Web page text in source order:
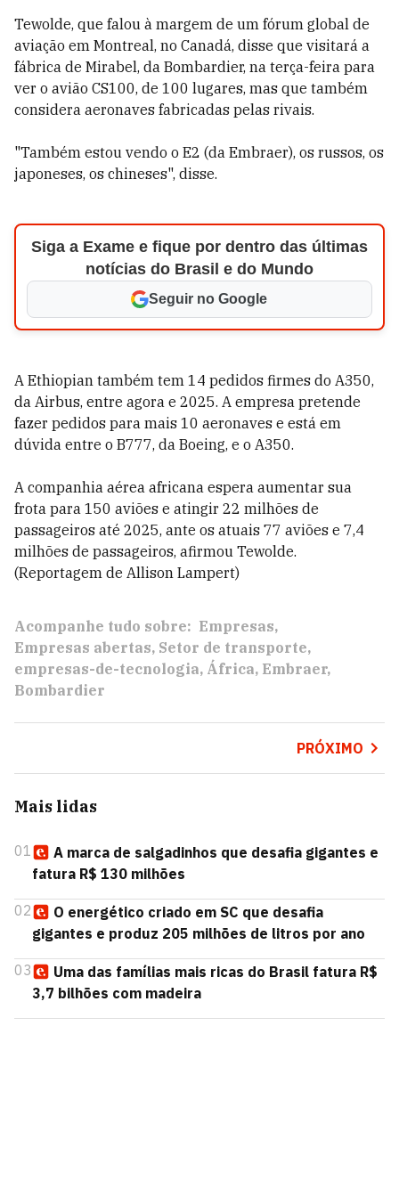
Tewolde, que falou à margem de um fórum global de
aviação em Montreal, no Canadá, disse que visitará a
fábrica de Mirabel, da Bombardier, na terça-feira para
ver o avião CS100, de 100 lugares, mas que também
considera aeronaves fabricadas pelas rivais.
"Também estou vendo o E2 (da Embraer), os russos, os
japoneses, os chineses", disse.
Siga a Exame e fique por dentro das últimas
notícias do Brasil e do Mundo
Seguir no Google
A Ethiopian também tem 14 pedidos firmes do A350,
da Airbus, entre agora e 2025. A empresa pretende
fazer pedidos para mais 10 aeronaves e está em
dúvida entre o B777, da Boeing, e o A350.
A companhia aérea africana espera aumentar sua
frota para 150 aviões e atingir 22 milhões de
passageiros até 2025, ante os atuais 77 aviões e 7,4
milhões de passageiros, afirmou Tewolde.
(Reportagem de Allison Lampert)
Acompanhe tudo sobre: Empresas
Empresas abertas Setor de transporte
empresas-de-tecnologia África Embraer
Bombardier
PRÓXIMO
Mais lidas
01
A marca de salgadinhos que desafia gigantes e
fatura R$ 130 milhões
02
O energético criado em SC que desafia
gigantes e produz 205 milhões de litros por ano
03
Uma das famílias mais ricas do Brasil fatura R$
3,7 bilhões com madeira